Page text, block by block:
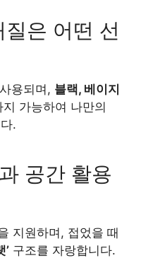
은 어떤 선
용되며, 블랙, 베이지
지 가능하여 나만의
.
공간 활용
지원하며, 접었을 때
’ 구조를 자랑합니다.